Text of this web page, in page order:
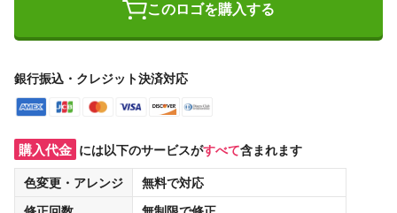
このロゴを購入する
銀行振込・クレジット決済対応
購入代金 には以下のサービスがすべて含まれます
色変更・アレンジ
無料で対応